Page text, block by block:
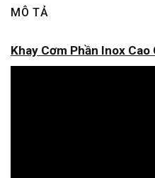
MÔ TẢ
Khay Cơm Phần Inox Cao